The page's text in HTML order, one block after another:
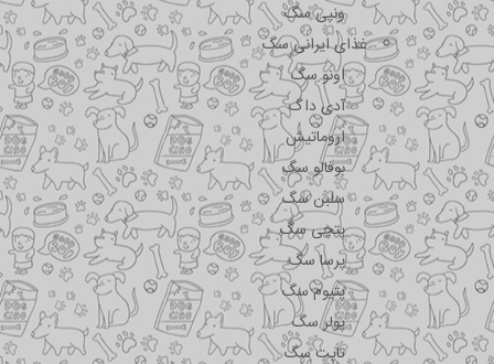
ونپی سگ
غذای ایرانی سگ
اونو سگ
آدی داگ
اروماتیش
بوفالو سگ
سلبن سگ
پتچی سگ
پرسا سگ
پتیوم سگ
پولر سگ
تاپت سگ